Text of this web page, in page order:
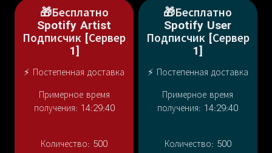
🎁Бесплатно
Spotify Artist
Подписчик [Сервер
1]
⚡ Постепенная доставка
Примерное время
получения: 14:29:40
Количество: 500
🎁Бесплатно
Spotify User
Подписчик [Сервер
1]
⚡ Постепенная доставка
Примерное время
получения: 14:29:40
Количество: 500